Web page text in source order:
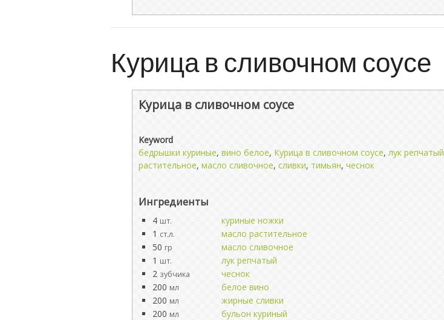
Курица в сливочном соусе
Курица в сливочном соусе
Keyword
бедрышки куриные, вино белое, Курица в сливочном соусе, лук репчатый
растительное, масло сливочное, сливки, тимьян, чеснок
Ингредиенты
4 шт.
куриные ножки
1 ст.л.
масло растительное
50 гр
масло сливочное
1 шт.
лук репчатый
2 зубчика
чеснок
200 мл
белое вино
200 мл
жирные сливки
200 мл
бульон куриный